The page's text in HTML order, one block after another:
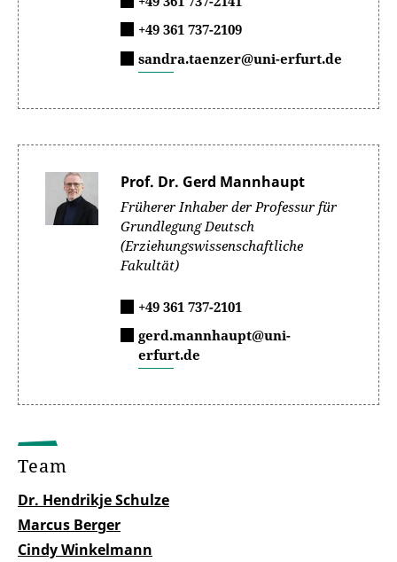
+49 361 737-2109
sandra.taenzer@uni-erfurt.de
Prof. Dr. Gerd Mannhaupt
Früherer Inhaber der Professur für
Grundlegung Deutsch
(Erziehungswissenschaftliche
Fakultät)
+49 361 737-2101
gerd.mannhaupt@uni-
erfurt.de
Team
Dr. Hendrikje Schulze
Marcus Berger
Cindy Winkelmann